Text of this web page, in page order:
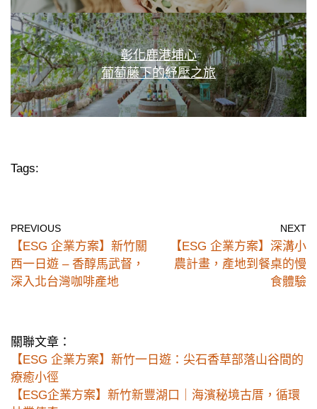
彰化鹿港埔心
葡萄藤下的紓壓之旅
Tags:
PREVIOUS
【ESG 企業方案】新竹關
西一日遊 – 香醇馬武督，
深入北台灣咖啡產地
NEXT
【ESG 企業方案】深溝小
農計畫，產地到餐桌的慢
食體驗
關聯文章：
【ESG 企業方案】新竹一日遊：尖石香草部落山谷間的
療癒小徑
【ESG企業方案】新竹新豐湖口｜海濱秘境古厝，循環